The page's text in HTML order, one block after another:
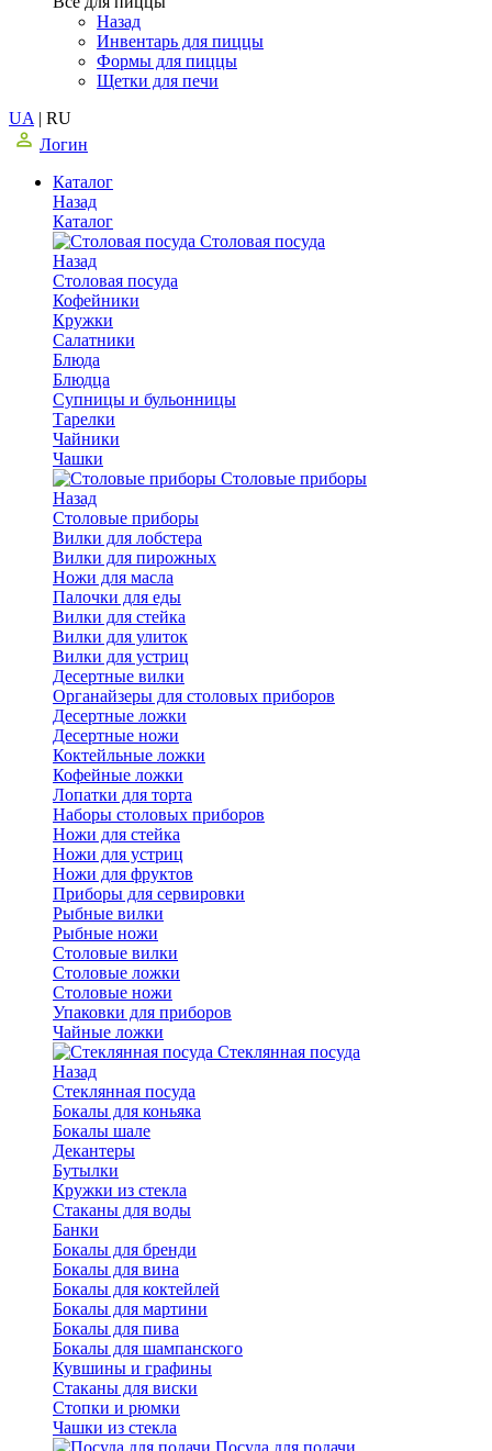
Назад
Инвентарь для пиццы
Формы для пиццы
Щетки для печи
UA | RU
Логин
Каталог
Назад
Каталог
Столовая посуда
Назад
Столовая посуда
Кофейники
Кружки
Салатники
Блюда
Блюдца
Супницы и бульонницы
Тарелки
Чайники
Чашки
Cтоловые приборы
Назад
Cтоловые приборы
Вилки для лобстера
Вилки для пирожных
Ножи для масла
Палочки для еды
Вилки для стейка
Вилки для улиток
Вилки для устриц
Десертные вилки
Органайзеры для столовых приборов
Десертные ложки
Десертные ножи
Коктейльные ложки
Кофейные ложки
Лопатки для торта
Наборы столовых приборов
Ножи для стейка
Ножи для устриц
Ножи для фруктов
Приборы для сервировки
Рыбные вилки
Рыбные ножи
Столовые вилки
Столовые ложки
Столовые ножи
Упаковки для приборов
Чайные ложки
Стеклянная посуда
Назад
Стеклянная посуда
Бокалы для коньяка
Бокалы шале
Декантеры
Бутылки
Кружки из стекла
Стаканы для воды
Банки
Бокалы для бренди
Бокалы для вина
Бокалы для коктейлей
Бокалы для мартини
Бокалы для пива
Бокалы для шампанского
Кувшины и графины
Стаканы для виски
Стопки и рюмки
Чашки из стекла
Посуда для подачи